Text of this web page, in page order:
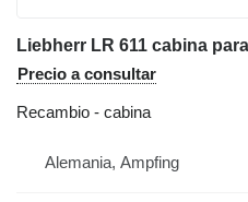
Precio a consultar
Recambio - cabina
Alemania, Ampfing